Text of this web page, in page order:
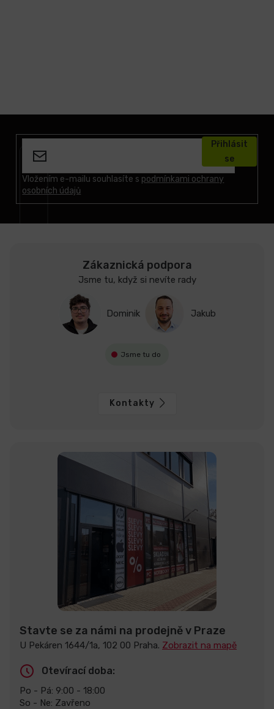
Vložením e-mailu souhlasíte s podmínkami ochrany
osobních údajů
Přihlásit
se
Zákaznická podpora
Jsme tu, když si nevíte rady
Dominik Jakub
Jsme tu do
Kontakty
Stavte se za námi na prodejně v Praze
U Pekáren 1644/1a, 102 00 Praha. Zobrazit na mapě
Otevírací doba:
Po - Pá: 9:00 - 18:00
So - Ne: Zavřeno